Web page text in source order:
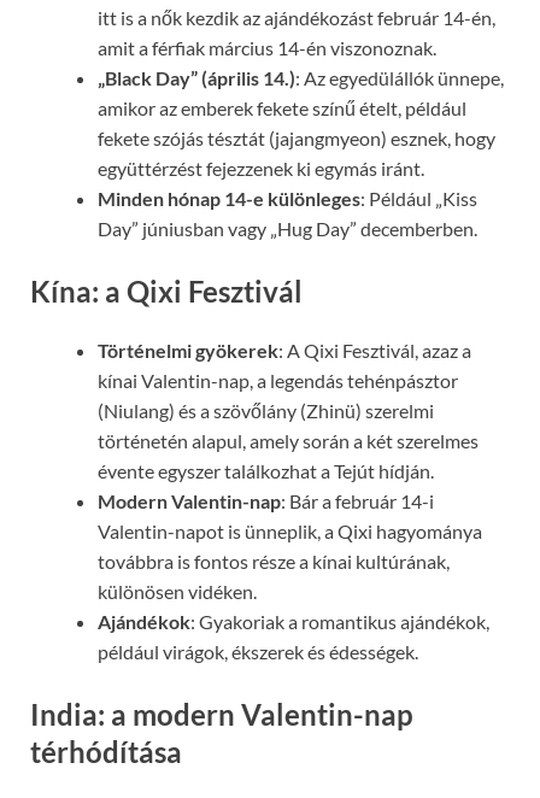
itt is a nők kezdik az ajándékozást február 14-én,
amit a férfiak március 14-én viszonoznak.
„Black Day” (április 14.): Az egyedülállók ünnepe,
amikor az emberek fekete színű ételt, például
fekete szójás tésztát (jajangmyeon) esznek, hogy
együttérzést fejezzenek ki egymás iránt.
Minden hónap 14-e különleges: Például „Kiss
Day” júniusban vagy „Hug Day” decemberben.
Kína: a Qixi Fesztivál
Történelmi gyökerek: A Qixi Fesztivál, azaz a
kínai Valentin-nap, a legendás tehénpásztor
(Niulang) és a szövőlány (Zhinü) szerelmi
történetén alapul, amely során a két szerelmes
évente egyszer találkozhat a Tejút hídján.
Modern Valentin-nap: Bár a február 14-i
Valentin-napot is ünneplik, a Qixi hagyománya
továbbra is fontos része a kínai kultúrának,
különösen vidéken.
Ajándékok: Gyakoriak a romantikus ajándékok,
például virágok, ékszerek és édességek.
India: a modern Valentin-nap
térhódítása